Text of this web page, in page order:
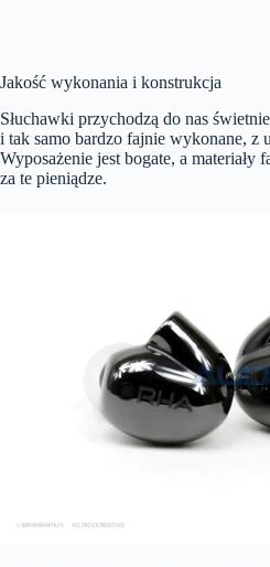
Jakość wykonania i konstrukcja
Słuchawki przychodzą do nas
i tak samo bardzo fajnie wykonane, z
Wyposażenie jest bogate, a materiały
za te pieniądze.